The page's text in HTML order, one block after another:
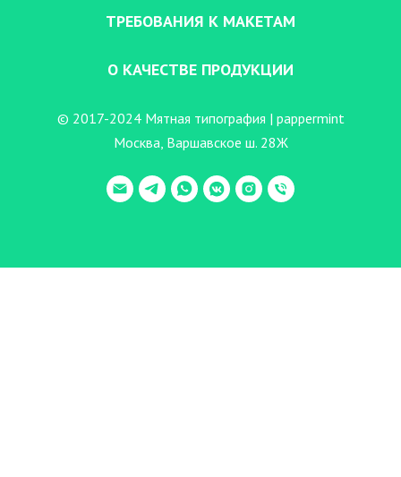
ТРЕБОВАНИЯ К МАКЕТАМ
О КАЧЕСТВЕ ПРОДУКЦИИ
© 2017-2024 Мятная типография | pappermint
Москва, Варшавское ш. 28Ж